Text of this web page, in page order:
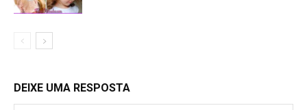
DEIXE UMA RESPOSTA